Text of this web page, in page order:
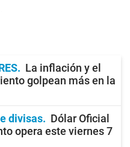
La inflación y el
golpean más en la
divisas
Dólar Oficial
opera este viernes 7